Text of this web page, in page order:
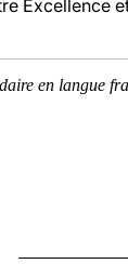
Excellence
en langue